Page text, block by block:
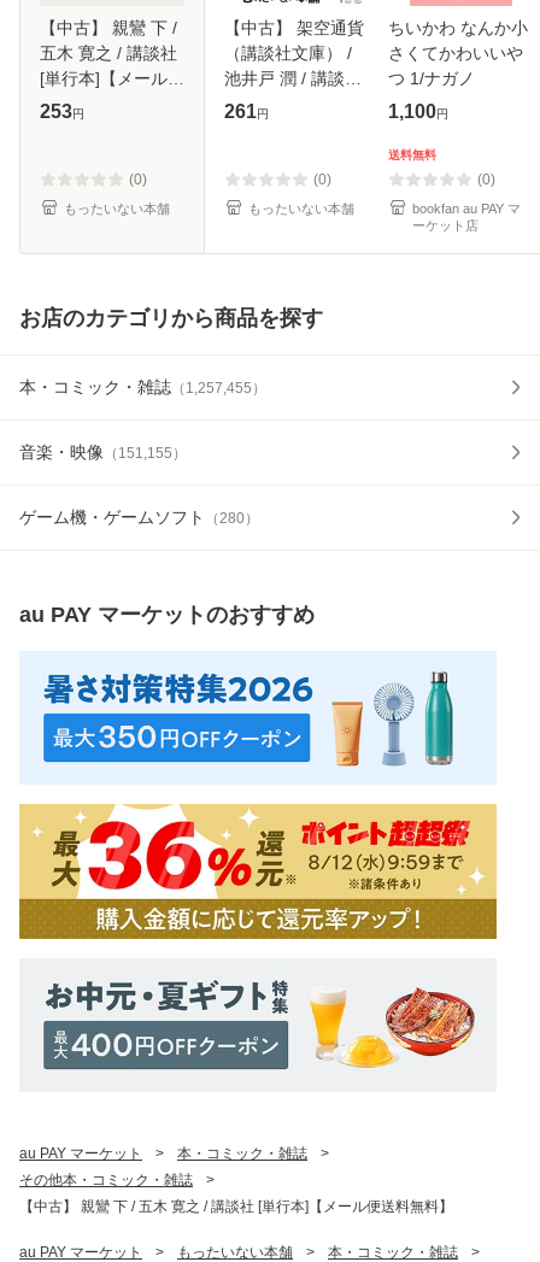
【中古】 親鸞 下 /
五木 寛之 / 講談社
[単行本]【メール便
送料無料】
253円
(0)
もったいない本舗
【中古】 架空通貨
（講談社文庫） /
池井戸 潤 / 講談社
[文庫]【メール便送
261円
(0)
もったいない本舗
ちいかわ なんか小
さくてかわいいや
つ 1/ナガノ
1,100円
送料無料
(0)
bookfan au PAY マ
ーケット店
お店のカテゴリから商品を探す
本・コミック・雑誌 （ 1,257,455 ）
音楽・映像 （ 151,155 ）
ゲーム機・ゲームソフト （280）
au PAY マーケットのおすすめ
au PAY マーケット > 本・コミック・雑誌
>
その他本・コミック・雑誌
>
【中古】 親鸞 下 / 五木 寛之 / 講談社 [単行本]【メール便送料無料】
au PAY マーケット > もったいない本舗 > 本・コミック・雑誌
>